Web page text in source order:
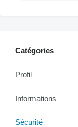
Catégories
Profil
Informations
Sécurité